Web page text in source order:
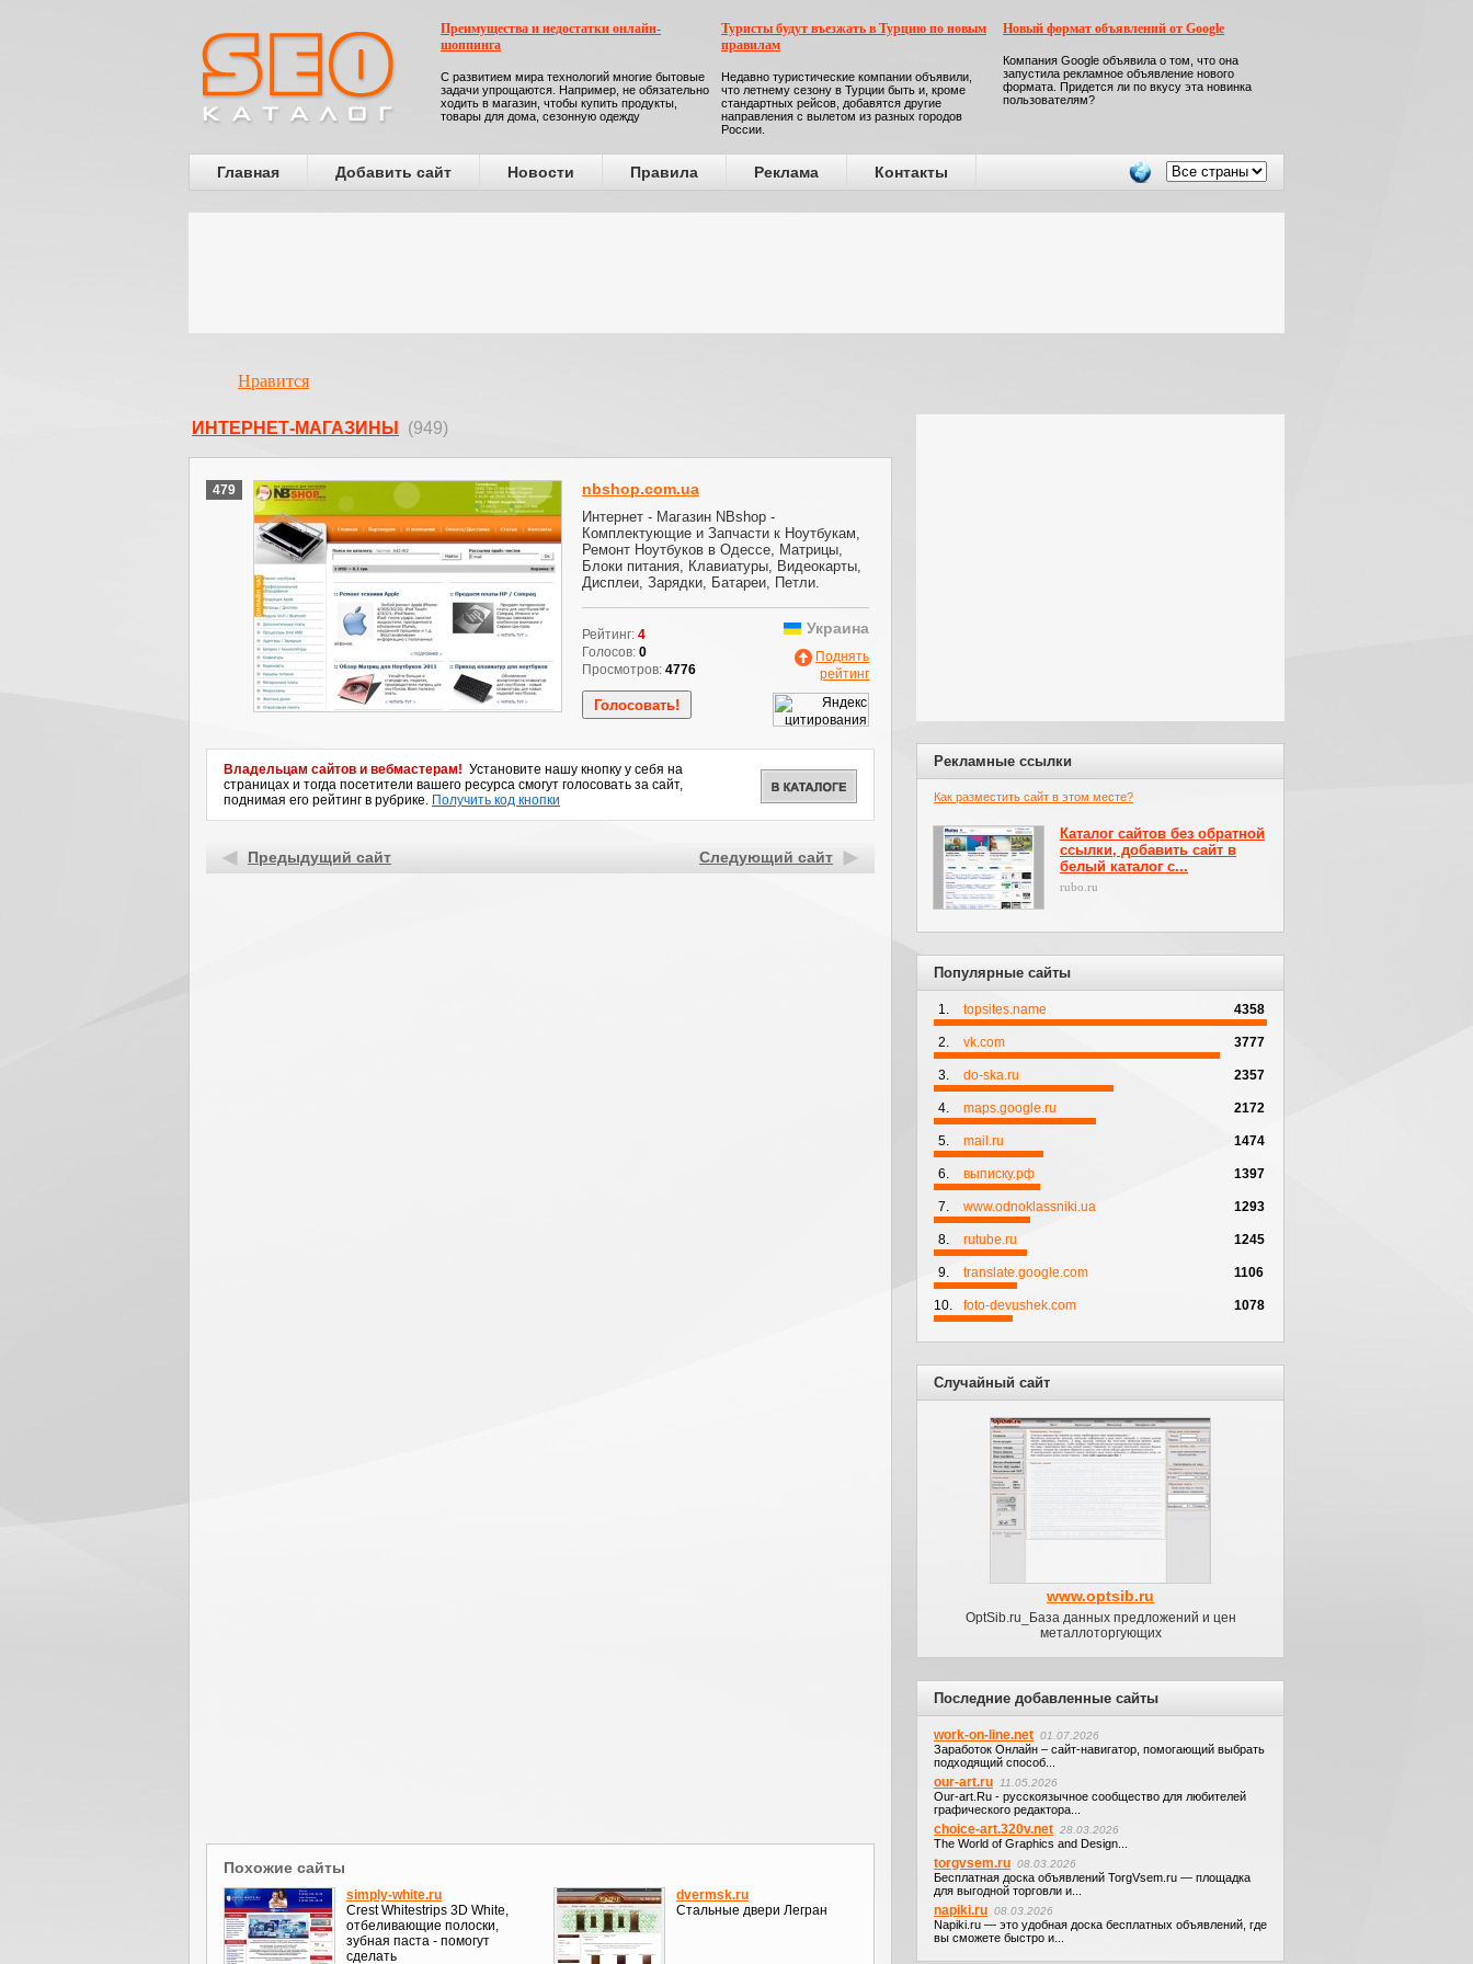
Преимущества и недостатки онлайн-
шоппинга
С развитием мира технологий многие бытовые
задачи упрощаются. Например, не обязательно
ходить в магазин, чтобы купить продукты,
товары для дома, сезонную одежду
Туристы будут въезжать в Турцию по новым
правилам
Недавно туристические компании объявили,
что летнему сезону в Турции быть и, кроме
стандартных рейсов, добавятся другие
направления с вылетом из разных городов
России.
Новый формат объявлений от Google
Компания Google объявила о том, что она
запустила рекламное объявление нового
формата. Придется ли по вкусу эта новинка
пользователям?
Главная Добавить сайт Новости Правила Реклама Контакты
Нравится
ИНТЕРНЕТ-МАГАЗИНЫ (949)
479 nbshop.com.ua
Интернет - Магазин NBshop -
Комплектующие и Запчасти к Ноутбукам,
Ремонт Ноутбуков в Одессе, Матрицы,
Блоки питания, Клавиатуры, Видеокарты,
Дисплеи, Зарядки, Батареи, Петли.
Рейтинг: 4
Голосов: 0
Просмотров: 4776
Украина
Поднять
рейтинг
Владельцам сайтов и вебмастерам! Установите нашу кнопку у себя на
страницах и тогда посетители вашего ресурса смогут голосовать за сайт,
поднимая его рейтинг в рубрике. Получить код кнопки
Предыдущий сайт Следующий сайт
Похожие сайты
simply-white.ru
Crest Whitestrips 3D White,
отбеливающие полоски,
зубная паста - помогут
сделать
dvermsk.ru
Стальные двери Легран
Рекламные ссылки
Как разместить сайт в этом месте?
Каталог сайтов без обратной
ссылки, добавить сайт в
белый каталог с...
rubo.ru
Популярные сайты
1. topsites.name 4358
2. vk.com 3777
3. do-ska.ru 2357
4. maps.google.ru 2172
5. mail.ru 1474
6. выписку.рф 1397
7. www.odnoklassniki.ua 1293
8. rutube.ru 1245
9. translate.google.com 1106
10. foto-devushek.com 1078
Случайный сайт
www.optsib.ru
OptSib.ru_База данных предложений и цен
металлоторгующих
Последние добавленные сайты
work-on-line.net 01.07.2026
Заработок Онлайн – сайт-навигатор, помогающий выбрать
подходящий способ...
our-art.ru 11.05.2026
Our-art.Ru - русскоязычное сообщество для любителей
графического редактора...
choice-art.320v.net 28.03.2026
The World of Graphics and Design...
torgvsem.ru 08.03.2026
Бесплатная доска объявлений TorgVsem.ru — площадка
для выгодной торговли и...
napiki.ru 08.03.2026
Napiki.ru — это удобная доска бесплатных объявлений, где
вы сможете быстро и...